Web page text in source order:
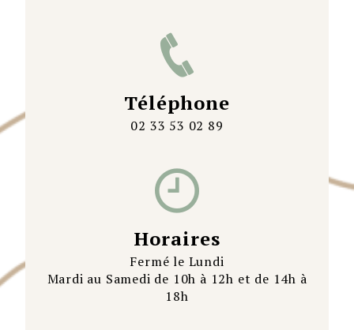
Téléphone
02 33 53 02 89
Horaires
Fermé le Lundi
Mardi au Samedi de 10h à 12h et de 14h à
18h